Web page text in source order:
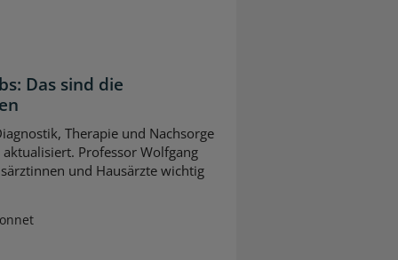
Das sind die
Therapie und Nachsorge
Professor Wolfgang
und Hausärzte wichtig